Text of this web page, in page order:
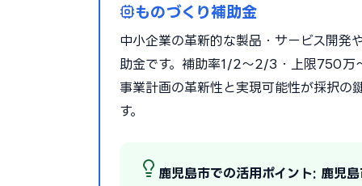
ものづくり補助金
中小企業の革新的な製品・サービス開発
助金です。補助率1/2〜2/3・上限750万
事業計画の革新性と実現可能性が採択の
す。
鹿児島市での活用ポイント: 鹿児